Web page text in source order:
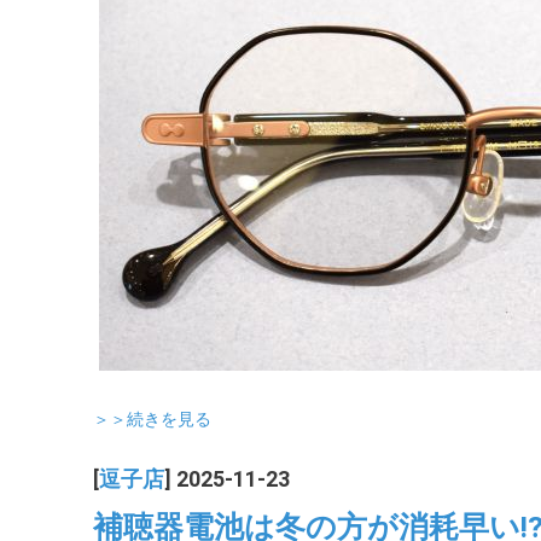
＞＞続きを見る
逗子店 ] 2025-11-23
補聴器電池は冬の方が消耗早い